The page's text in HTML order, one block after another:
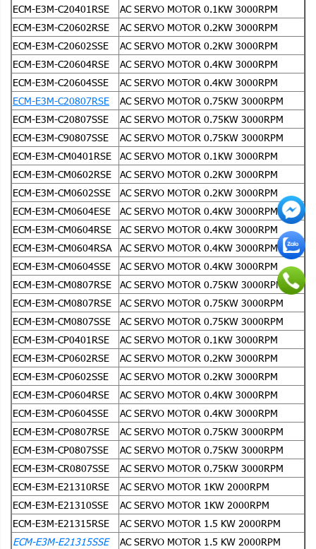
Kích thước
120x LA145mm
Tài liệu Download
ECM-E3M-C20401RSE
AC SERVO MOTOR 0.1KW 3000RPM
ECM-E3M-C20602RSE
AC SERVO MOTOR 0.2KW 3000RPM
ECM-E3M-C20602SSE
AC SERVO MOTOR 0.2KW 3000RPM
ECM-E3M-C20604RSE
AC SERVO MOTOR 0.4KW 3000RPM
ECM-E3M-C20604SSE
AC SERVO MOTOR 0.4KW 3000RPM
ECM-E3M-C20807RSE
AC SERVO MOTOR 0.75KW 3000RPM
ECM-E3M-C20807SSE
AC SERVO MOTOR 0.75KW 3000RPM
ECM-E3M-C90807SSE
AC SERVO MOTOR 0.75KW 3000RPM
ECM-E3M-CM0401RSE
AC SERVO MOTOR 0.1KW 3000RPM
ECM-E3M-CM0602RSE
AC SERVO MOTOR 0.2KW 3000RPM
ECM-E3M-CM0602SSE
AC SERVO MOTOR 0.2KW 3000RPM
ECM-E3M-CM0604ESE
AC SERVO MOTOR 0.4KW 3000RPM
ECM-E3M-CM0604RSE
AC SERVO MOTOR 0.4KW 3000RPM
ECM-E3M-CM0604RSA
AC SERVO MOTOR 0.4KW 3000RPM
ECM-E3M-CM0604SSE
AC SERVO MOTOR 0.4KW 3000RPM
ECM-E3M-CM0807RSE
AC SERVO MOTOR 0.75KW 3000RPM
ECM-E3M-CM0807RSE
AC SERVO MOTOR 0.75KW 3000RPM
ECM-E3M-CM0807SSE
AC SERVO MOTOR 0.75KW 3000RPM
ECM-E3M-CP0401RSE
AC SERVO MOTOR 0.1KW 3000RPM
ECM-E3M-CP0602RSE
AC SERVO MOTOR 0.2KW 3000RPM
ECM-E3M-CP0602SSE
AC SERVO MOTOR 0.2KW 3000RPM
ECM-E3M-CP0604RSE
AC SERVO MOTOR 0.4KW 3000RPM
ECM-E3M-CP0604SSE
AC SERVO MOTOR 0.4KW 3000RPM
ECM-E3M-CP0807RSE
AC SERVO MOTOR 0.75KW 3000RPM
ECM-E3M-CP0807SSE
AC SERVO MOTOR 0.75KW 3000RPM
ECM-E3M-CR0807SSE
AC SERVO MOTOR 0.75KW 3000RPM
ECM-E3M-E21310RSE
AC SERVO MOTOR 1KW 2000RPM
ECM-E3M-E21310SSE
AC SERVO MOTOR 1KW 2000RPM
ECM-E3M-E21315RSE
AC SERVO MOTOR 1.5 KW 2000RPM
ECM-E3M-E21315SSE
AC SERVO MOTOR 1.5 KW 2000RPM